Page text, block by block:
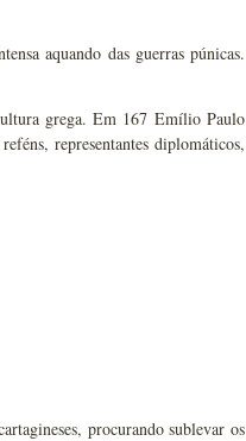
aquando das guerras púnicas.
grega. Em 167 Emílio Paulo
representantes diplomáticos,
procurando sublevar os